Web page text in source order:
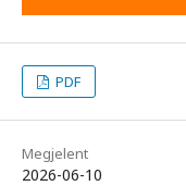
PDF
Megjelent
2026-06-10